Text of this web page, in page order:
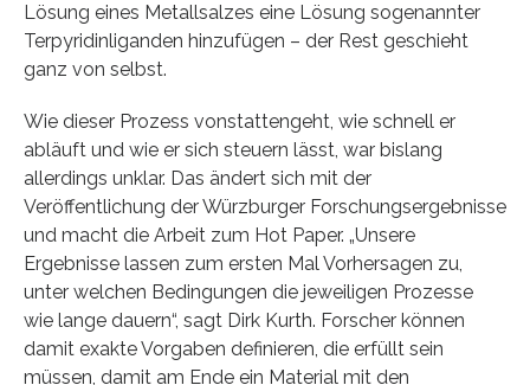
Lösung eines Metallsalzes eine Lösung sogenannter
Terpyridinliganden hinzufügen – der Rest geschieht
ganz von selbst.
Wie dieser Prozess vonstattengeht, wie schnell er
abläuft und wie er sich steuern lässt, war bislang
allerdings unklar. Das ändert sich mit der
Veröffentlichung der Würzburger Forschungsergebnisse
und macht die Arbeit zum Hot Paper. „Unsere
Ergebnisse lassen zum ersten Mal Vorhersagen zu,
unter welchen Bedingungen die jeweiligen Prozesse
wie lange dauern“, sagt Dirk Kurth. Forscher können
damit exakte Vorgaben definieren, die erfüllt sein
müssen, damit am Ende ein Material mit den